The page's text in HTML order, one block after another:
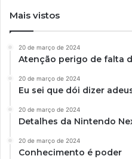
Mais vistos
20 de março de 2024
Atenção perigo de falta
20 de março de 2024
Eu sei que dói dizer
20 de março de 2024
Detalhes da Nintendo
20 de março de 2024
Conhecimento é poder